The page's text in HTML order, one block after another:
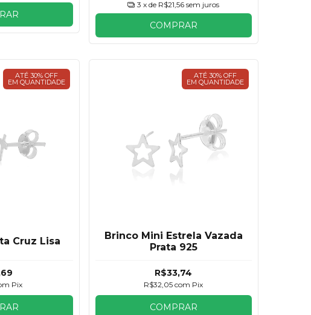
3 x de R$21,56 sem juros
COMPRAR
ATÉ 30% OFF
EM QUANTIDADE
Cruz Lisa
Pix
ATÉ 30% OFF
EM QUANTIDADE
Brinco Mini Estrela Vazada
Prata 925
R$33,74
R$32,05com Pix
COMPRAR